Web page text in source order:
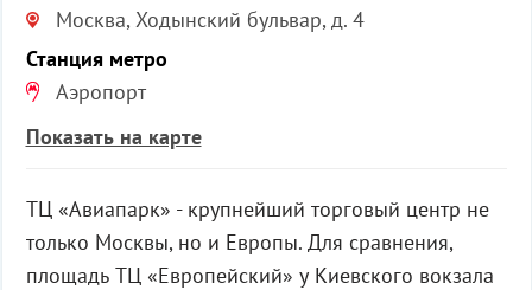
Москва, Ходынский бульвар, д. 4
Станция метро
Аэропорт
Показать на карте
ТЦ «Авиапарк» - крупнейший торговый центр не
только Москвы, но и Европы. Для сравнения,
площадь ТЦ «Европейский» у Киевского вокзала